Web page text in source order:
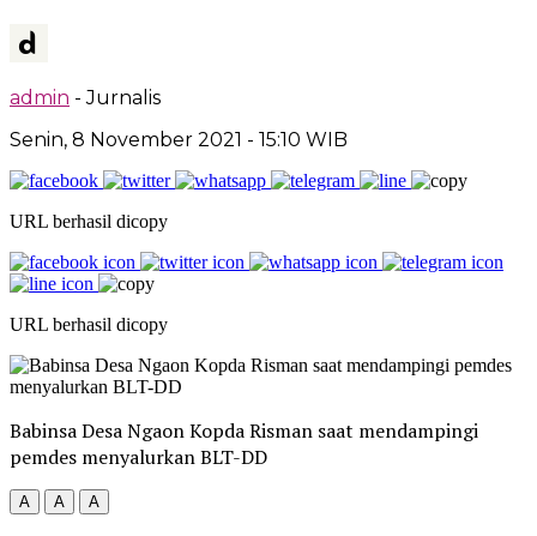
admin - Jurnalis
Senin, 8 November 2021 - 15:10 WIB
URL berhasil dicopy
URL berhasil dicopy
Babinsa Desa Ngaon Kopda Risman saat mendampingi
pemdes menyalurkan BLT-DD
A A A